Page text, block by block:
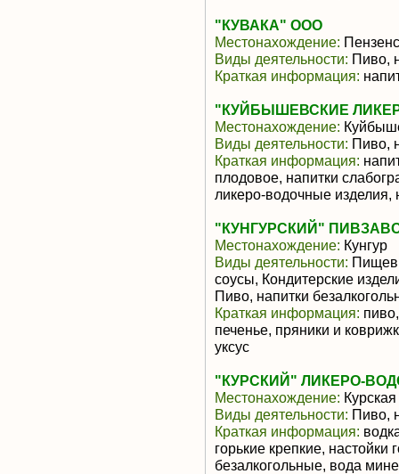
"КУВАКА" ООО
Местонахождение:
Виды деятельности: Пиво,
Краткая информация:
"КУЙБЫШЕВСКИЕ
Местонахождение:
Виды деятельности: Пиво,
Краткая информация:
плодовое, напитки
ликеро-водочные изделия,
"КУНГУРСКИЙ"
Местонахождение: Кунгур
Виды деятельности:
соусы, Кондитерские
Пиво, напитки
Краткая информация:
печенье, пряники и
уксус
"КУРСКИЙ" ЛИКЕРО-
Местонахождение:
Виды деятельности: Пиво,
Краткая информация:
горькие крепкие, настойки
безалкогольные, вода